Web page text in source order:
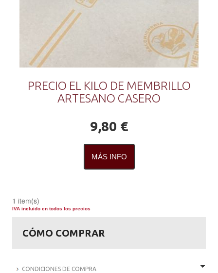
PRECIO EL KILO DE MEMBRILLO
ARTESANO CASERO
9,80 €
MÁS INFO
1 item(s)
IVA incluido en todos los precios
CÓMO COMPRAR
CONDICIONES DE COMPRA